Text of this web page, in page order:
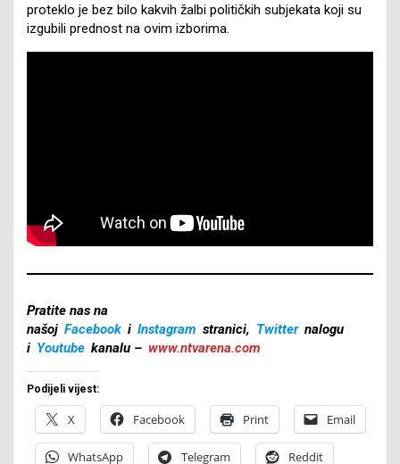
proteklo je bez bilo kakvih žalbi političkih subjekata koji su
izgubili prednost na ovim izborima.
Pratite nas na
našoj Facebook i Instagram stranici, Twitter nalogu
i Youtube kanalu – www.ntvarena.com
Podijeli vijest:
X Facebook Print Email
WhatsApp Telegram Reddit